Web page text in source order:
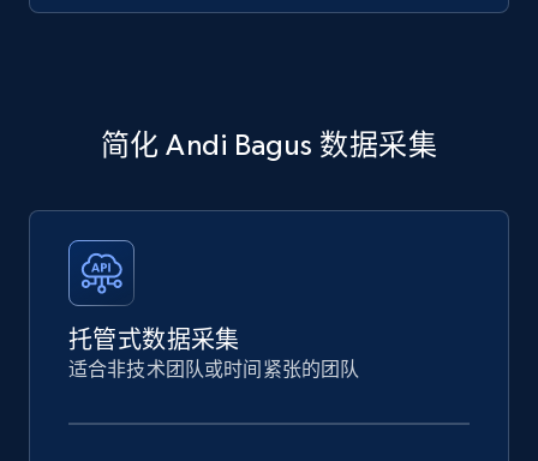
简化 Andi Bagus 数据采集
托管式数据采集
适合非技术团队或时间紧张的团队